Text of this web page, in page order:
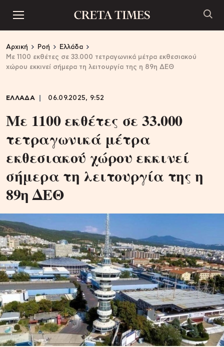
Αρχική Ροή
Ελλάδα
Με 1100 εκθέτες σε 33.000 τετραγωνικά μέτρα εκθεσιακού
χώρου εκκινεί σήμερα τη λειτουργία της η 89η ΔΕΘ
ΕΛΛΑΔΑ 06.09.2025, 9:52
Με 1100 εκθέτες σε 33.000
τετραγωνικά μέτρα
εκθεσιακού χώρου εκκινεί
σήμερα τη λειτουργία της η
89η ΔΕΘ